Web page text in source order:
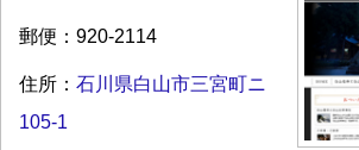
郵便：920-2114
住所： 石川県白山市三宮町ニ
105-1